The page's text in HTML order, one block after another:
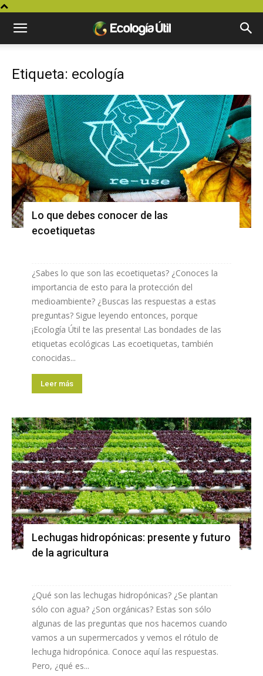
Etiqueta: ecología
Lo que debes conocer de las
ecoetiquetas
¿Sabes lo que son las ecoetiquetas? ¿Conoces la
importancia de esto para la protección del
medioambiente? ¿Buscas las respuestas a estas
preguntas? Sigue leyendo entonces, porque
¡Ecología Útil te las presenta! Las bondades de las
etiquetas ecológicas Las ecoetiquetas, también
conocidas...
Leer más
Lechugas hidropónicas: presente y futuro
de la agricultura
¿Qué son las lechugas hidropónicas? ¿Se plantan
sólo con agua? ¿Son orgánicas? Estas son sólo
algunas de las preguntas que nos hacemos cuando
vamos a un supermercados y vemos el rótulo de
lechuga hidropónica. Conoce aquí las respuestas.
Pero, ¿qué es...